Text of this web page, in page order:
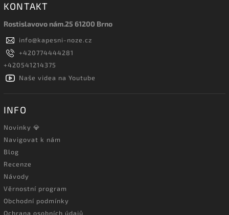
KONTAKT
Rostislavovo nám.25 61200 Brno
info@kapesni-noze.cz
+420774444281
+420541214375
Naše videa na Youtube
INFO
Novinky 💎
Navigovat k nám
Blog
Recenze
Návody
Věrnostní program
Obchodní podmínky
Ochrana osobních údajů